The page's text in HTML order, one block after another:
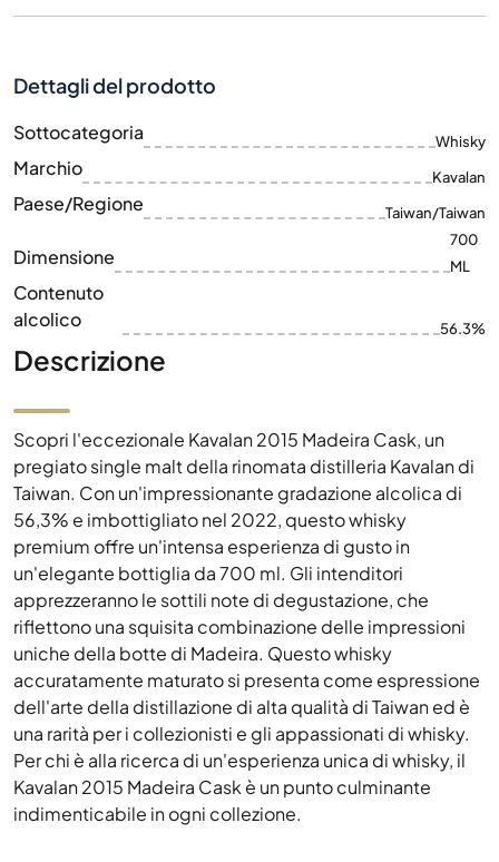
Dettagli del prodotto
Sottocategoria Whisky
Marchio Kavalan
Paese/Regione Taiwan/Taiwan
Dimensione
700
ML
Contenuto
alcolico
56.3%
Descrizione
Scopri l'eccezionale Kavalan 2015 Madeira Cask, un
pregiato single malt della rinomata distilleria Kavalan di
Taiwan. Con un'impressionante gradazione alcolica di
56,3% e imbottigliato nel 2022, questo whisky
premium offre un'intensa esperienza di gusto in
un'elegante bottiglia da 700 ml. Gli intenditori
apprezzeranno le sottili note di degustazione, che
riflettono una squisita combinazione delle impressioni
uniche della botte di Madeira. Questo whisky
accuratamente maturato si presenta come espressione
dell'arte della distillazione di alta qualità di Taiwan ed è
una rarità per i collezionisti e gli appassionati di whisky.
Per chi è alla ricerca di un'esperienza unica di whisky, il
Kavalan 2015 Madeira Cask è un punto culminante
indimenticabile in ogni collezione.